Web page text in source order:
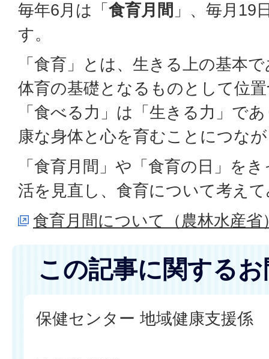
毎年6月は「 食育月間 」、毎月19
す。
「食育」とは、生きる上の基本
体育の基礎となるものとして位
「食べる力」は「生きる力」で
康な身体と心を育むことにつな
「食育月間」や「食育の日」を
活を見直し、食育について考え
食育月間について（農林水産省
この記事に関する
保健センター 地域健康支援係